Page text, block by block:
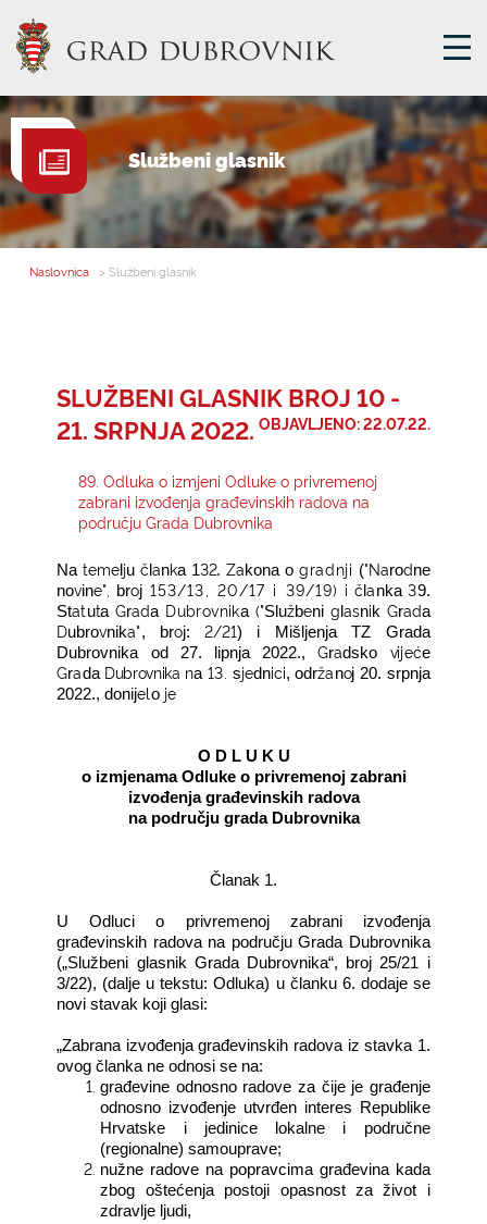
GRADSKA UPRAVA
GRADONAČELNIK
MJESNA SAMOUPRAVA
E-USLUGE
KONTAKTI
Službeni glasnik
Naslovnica > Službeni glasnik
SLUŽBENI GLASNIK BROJ 10 -
21. SRPNJA 2022. OBJAVLJENO: 22.07.22.
89. Odluka o izmjeni Odluke o privremenoj
zabrani izvođenja građevinskih radova na
području Grada Dubrovnika
Nateme ju č lanka 132.Zakona ogradnji ("Narodne
novine", broj153/13, 20/17 i 39/19) ič lanka39.
StatutaGrada Dubrovnika ("Službeni gasnik Grada
Dubrovnika", broj:2/21) i Mišljenja TZ Grada
Dubrovnika od 27. lipnja 2022.,Gradsko vijeće
Grada Dubrovnika na13. sjednici, održanoj 20. srpnja
2022., donijelo je
O D L U K U
o izmjenama Odluke o privremenoj zabrani
izvođenja građevinskih radova
na području grada Dubrovnika
Članak 1.
U Odluci o privremenoj zabrani izvođenja
građevinskih radova na području Grada Dubrovnika
(„Službeni glasnik Grada Dubrovnika“, broj 25/21 i
3/22), (dalje u tekstu: Odluka) u članku 6. dodaje se
novi stavak koji glasi:
„Zabrana izvođenja građevinskih radova iz stavka 1.
ovog članka ne odnosi se na:
građevine odnosno radove za čije je građenje
odnosno izvođenje utvrđen interes Republike
Hrvatske i jedinice lokalne i područne
(regionalne) samouprave;
nužne radove na popravcima građevina kada
zbog oštećenja postoji opasnost za život i
zdravlje ljudi,